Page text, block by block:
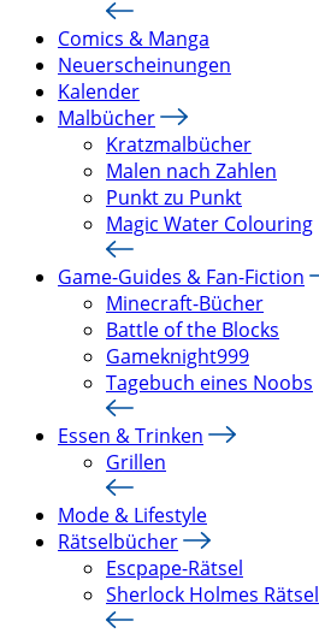
Comics & Manga
Neuerscheinungen
Kalender
Malbücher
Kratzmalbücher
Malen nach Zahlen
Punkt zu Punkt
Magic Water Colouring
Game-Guides & Fan-Fiction
Minecraft-Bücher
Battle of the Blocks
Gameknight999
Tagebuch eines Noobs
Essen & Trinken
Grillen
Mode & Lifestyle
Rätselbücher
Escpape-Rätsel
Sherlock Holmes Rätsel